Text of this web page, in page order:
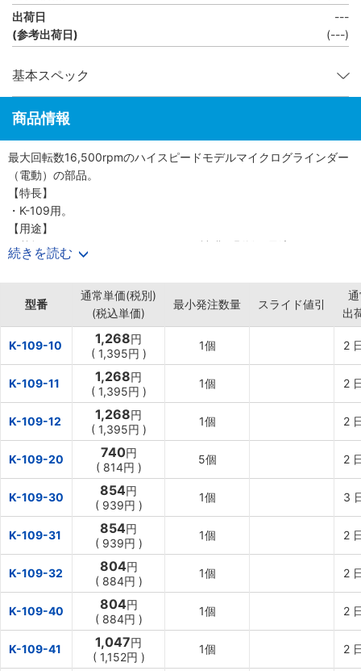
出荷日
(参考出荷日)
---
(---)
基本スペック
商品情報
最大回転数16,500rpmのハイスピードモデルマイクログラインダー
（電動）の部品。
【特長】
・K-109用。
【用途】
・基板パターンのカットや、レジスト被膜の剥離に最適。
・ビット交換で、穴あけ、バリ取り、切削加工、サビ落としにも便
続きを読む
型番
通常単価(税別)
(税込単価)
最小発注数量 スライド値引
出
K-109-10 1,268円
( 1,395円 )
1個 2
K-109-11 1,268円
( 1,395円 )
1個 2
K-109-12 1,268円
( 1,395円 )
1個 2
K-109-20 740円
( 814円 )
5個 2
K-109-30 854円
( 939円 )
1個 3
K-109-31 854円
( 939円 )
1個 2
K-109-32 804円
( 884円 )
1個 2
K-109-40 804円
( 884円 )
1個 2
K-109-41 1,047円
( 1,152円 )
1個 2